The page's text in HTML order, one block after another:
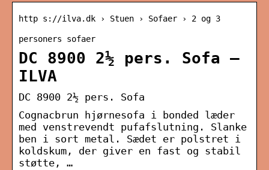
http s://ilva.dk › Stuen › Sofaer › 2 og 3
personers sofaer
DC 8900 2½ pers. Sofa –
ILVA
DC 8900 2½ pers. Sofa
Cognacbrun hjørnesofa i bonded læder
med venstrevendt pufafslutning. Slanke
ben i sort metal. Sædet er polstret i
koldskum, der giver en fast og stabil
støtte, …